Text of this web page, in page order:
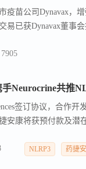
疫苗公司Dynavax，
已获Dynavax董事会
7905
Neurocrine共推
签订协议，合作
康将获预付款及潜
NLRP3 药捷